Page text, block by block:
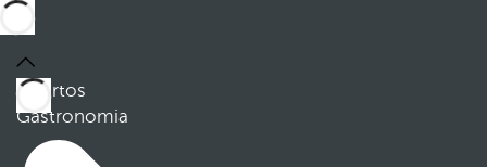
Quartos
Gastronomia